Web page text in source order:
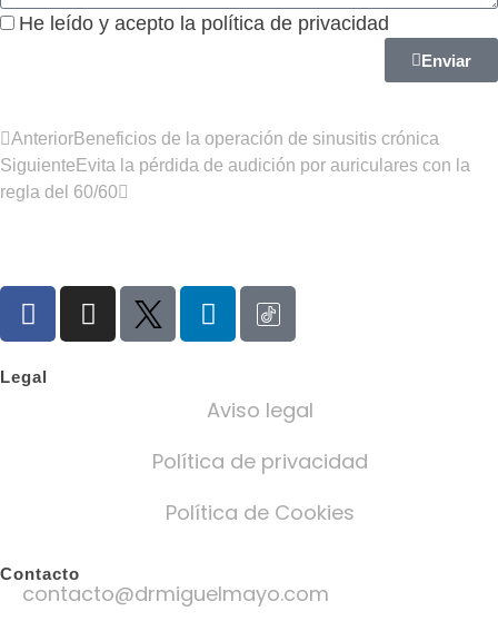
He leído y acepto la política de privacidad
Enviar
AnteriorBeneficios de la operación de sinusitis crónica
Siguiente Evita la pérdida de audición por auriculares con la
regla del 60/60
Legal
Aviso legal
Política de privacidad
Política de Cookies
Contacto
contacto@drmiguelmayo.com